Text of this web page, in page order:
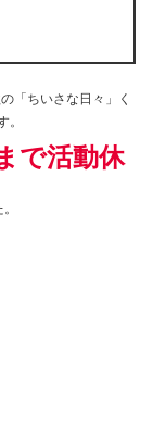
「ちいさな日々」く
。
で活動休